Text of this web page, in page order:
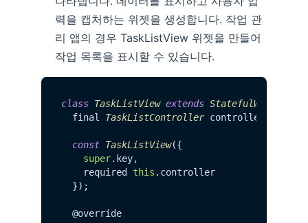
력을 캡처하는 위젯을 생성합니다. 작업 관
리 앱의 경우 TaskListView 위젯을 만들어
작업 목록을 표시할 수 있습니다.
class TaskListView extends StatefulWidget
  final
TaskListController controller;
const TaskListView({
super. key,
    required
this . controller
  });
  @override